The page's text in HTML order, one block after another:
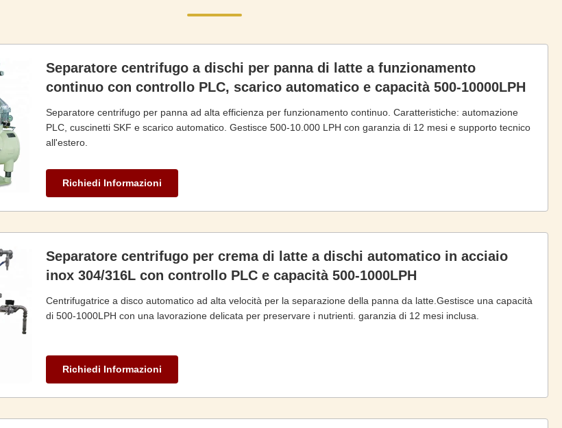
Separatore centrifugo a dischi per panna di latte a funzionamento
continuo con controllo PLC, scarico automatico e capacità 500-10000LPH
Separatore centrifugo per panna ad alta efficienza per funzionamento continuo. Caratteristiche: automazione
PLC, cuscinetti SKF e scarico automatico. Gestisce 500-10.000 LPH con garanzia di 12 mesi e supporto tecnico
all'estero.
Richiedi Informazioni
Separatore centrifugo per crema di latte a dischi automatico in acciaio
inox 304/316L con controllo PLC e capacità 500-1000LPH
Centrifugatrice a disco automatico ad alta velocità per la separazione della panna da latte.Gestisce una capacità
di 500-1000LPH con una lavorazione delicata per preservare i nutrienti. garanzia di 12 mesi inclusa.
Richiedi Informazioni